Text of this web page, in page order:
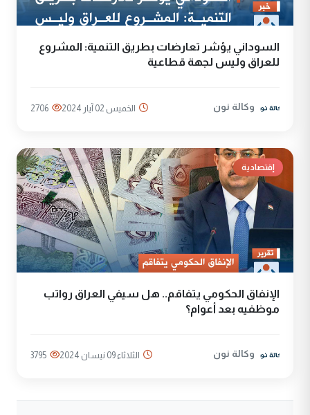
السوداني يؤشر تعارضات بطريق التنمية: المشروع
للعراق وليس لجهة قطاعية
وكالة نون الخميس 02 آيار 2024 2706
إقتصادية
الإنفاق الحكومي يتفاقم.. هل سيفي العراق رواتب
موظفيه بعد أعوام؟
وكالة نون الثلاثاء 09 نيسان 2024 3795